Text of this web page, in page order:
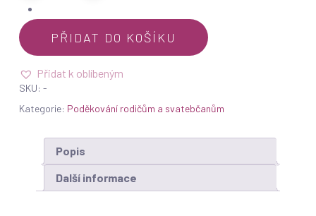
PŘIDAT DO KOŠÍKU
Přidat k oblíbeným
SKU: -
Kategorie: Poděkování rodičům a svatebčanům
Popis
Další informace